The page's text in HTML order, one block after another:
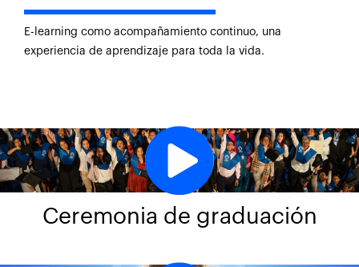
E-learning como acompañamiento continuo, una
experiencia de aprendizaje para toda la vida.
Ceremonia de graduación